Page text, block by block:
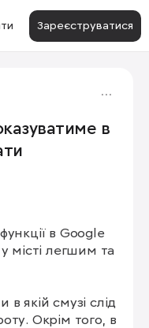
Зареєструватися
в
в Google
місті легшим та
в якій смузі слід
Окрім того, в